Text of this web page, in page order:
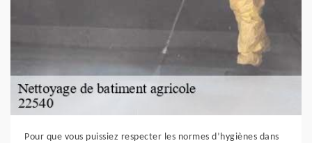
Pour que vous puissiez respecter les normes d’hygiènes dans